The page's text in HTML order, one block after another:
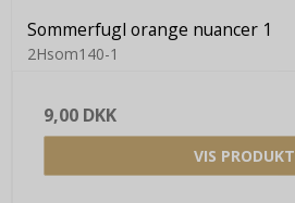
Sommerfugl orange nuancer 1
2Hsom140-1
9,00 DKK
VIS PRODUKT